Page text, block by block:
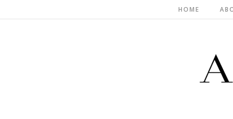
HOME